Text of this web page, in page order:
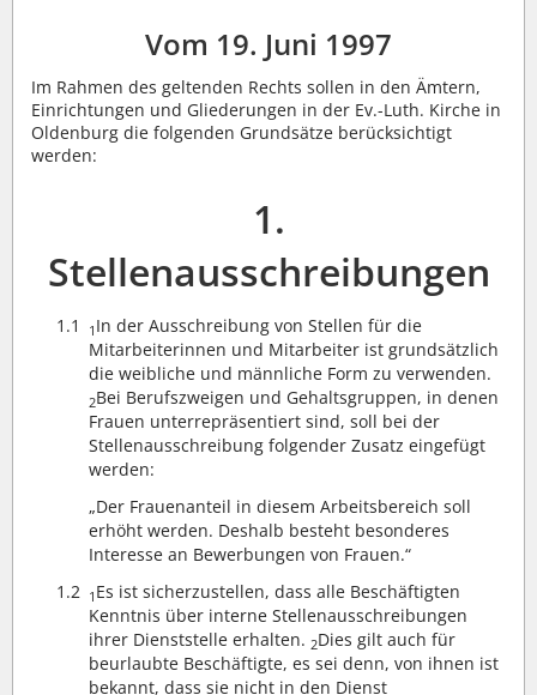
Vom 19. Juni 1997
Im Rahmen des geltenden Rechts sollen in den Ämtern,
Einrichtungen und Gliederungen in der Ev.-Luth. Kirche in
Oldenburg die folgenden Grundsätze berücksichtigt
werden:
1.
Stellenausschreibungen
1.1 1 In der Ausschreibung von Stellen für die
Mitarbeiterinnen und Mitarbeiter ist grundsätzlich
die weibliche und männliche Form zu verwenden.
2Bei Berufszweigen und Gehaltsgruppen, in denen
Frauen unterrepräsentiert sind, soll bei der
Stellenausschreibung folgender Zusatz eingefügt
werden:
„Der Frauenanteil in diesem Arbeitsbereich soll
erhöht werden. Deshalb besteht besonderes
Interesse an Bewerbungen von Frauen.“
1.2 1 Es ist sicherzustellen, dass alle Beschäftigten
Kenntnis über interne Stellenausschreibungen
ihrer Dienststelle erhalten. 2Dies gilt auch für
beurlaubte Beschäftigte, es sei denn, von ihnen ist
bekannt, dass sie nicht in den Dienst